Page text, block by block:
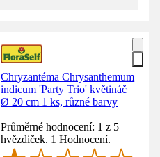
Chryzantéma Chrysanthemum
indicum 'Party Trio' květináč
Ø 20 cm 1 ks, různé barvy
Průměrné hodnocení: 1 z 5
hvězdiček. 1 Hodnocení.